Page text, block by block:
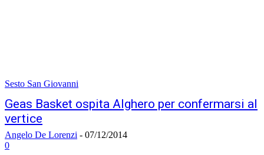
Sesto San Giovanni
Geas Basket ospita Alghero per confermarsi al
vertice
Angelo De Lorenzi - 07/12/2014
0